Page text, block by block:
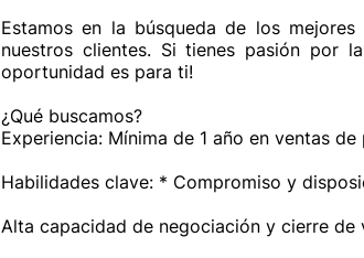
Estamos en la búsqueda de los
nuestros clientes. Si tienes pasión por
oportunidad es para ti!
¿Qué buscamos?
Experiencia: Mínima de 1 año en ventas
Habilidades clave: * Compromiso y
Alta capacidad de negociación y cierre de